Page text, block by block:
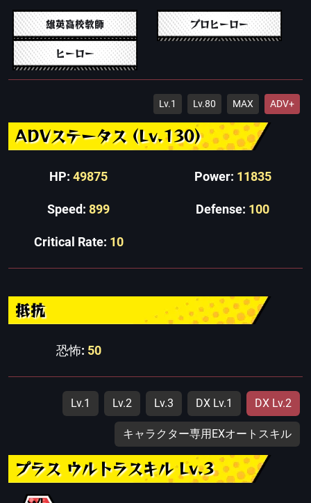
雄英高校教師 プロヒーロー
ヒーロー
Lv.1 Lv.80 MAX ADV+
ADVステータス (Lv.130)
HP: 49875 Power: 11835
Speed: 899 Defense: 100
Critical Rate: 10
抵抗
恐怖: 50
Lv.1 Lv.2 Lv.3 DX Lv.1 DX Lv.2
キャラクター専用EXオートスキル
プラス ウルトラスキル Lv.3